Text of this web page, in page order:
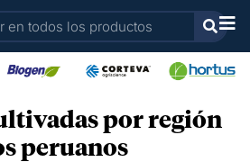
por región
peruanos